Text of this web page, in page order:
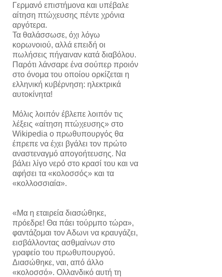
Γερμανό επιστήμονα και υπέβαλε
αίτηση πτώχευσης πέντε χρόνια
αργότερα.
Τα θαλάσσωσε, όχι λόγω
κορωνοιού, αλλά επειδή οι
πωλήσεις πήγαιναν κατά διαβόλου.
Παρότι λάνσαρε ένα σούπερ προιόν
στο όνομα του οποίου ορκίζεται η
ελληνική κυβέρνηση: ηλεκτρικά
αυτοκίνητα!
Μόλις λοιπόν έβλεπε λοιπόν τις
λέξεις «αίτηση πτώχευσης» στο
Wikipedia ο πρωθυπουργός θα
έπρεπε να έχει βγάλει τον πρώτο
αναστεναγμό απογοήτευσης. Να
βάλει λίγο νερό στο κρασί του και να
αφήσει τα «κολοσσός» και τα
«κολλοσσιαία».
«Μα η εταιρεία διασώθηκε,
πρόεδρε! Θα πάει τούρμπο τώρα»,
φαντάζομαι τον Αδωνι να κραυγάζει,
εισβάλλοντας ασθμαίνων στο
γραφείο του πρωθυπουργού.
Διασώθηκε, ναι, από άλλο
«κολοσσό». Ολλανδικό αυτή τη